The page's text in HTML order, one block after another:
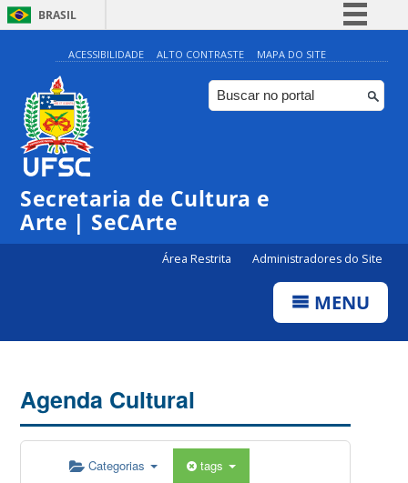
BRASIL
Simplifique!
Comunica BR
Participe
ACESSIBILIDADE ALTO CONTRASTE MAPA DO SITE
Secretaria de Cultura e
Arte | SeCArte
Área Restrita Administradores do Site
MENU
Agenda Cultural
Categorias tags